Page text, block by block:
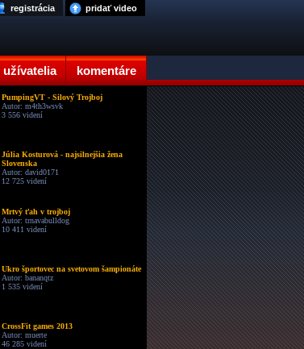
užívatelia komentáre
pridať video
registrácia
PumpingVT - Silový Trojboj
Autor: m4th3wsvk
3 556 videní
Júlia Kosturová - najsilnejšia žena
Slovenska
Autor: david0171
12 725 videní
Mrtvý ťah v trojboj
Autor: trnavabulldog
10 411 videní
Ukro športovec na svetovom šampionáte
Autor: bananqtz
1 535 videní
CrossFit games 2013
Autor: muerte
46 285 videní